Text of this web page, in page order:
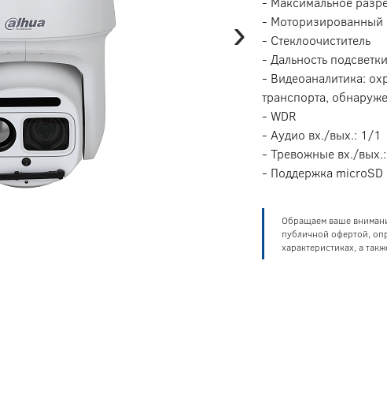
›
- Моторизированный
- Стеклоочиститель
- Дальность
- Видеоаналитика:
транспорта,
- WDR
- Аудио вх./вых.: 1/1
- Тревожные вх./
- Поддержка
Обращаем ваше
публичной офертой,
характеристиках, а